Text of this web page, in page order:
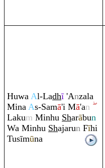
Huwa Al-Ladhī'Anzala
Mina As-Samā'i Mā'an
Lakum Minhu Sharābun
Wa Minhu Shajarun Fīhi
Tusīmūna